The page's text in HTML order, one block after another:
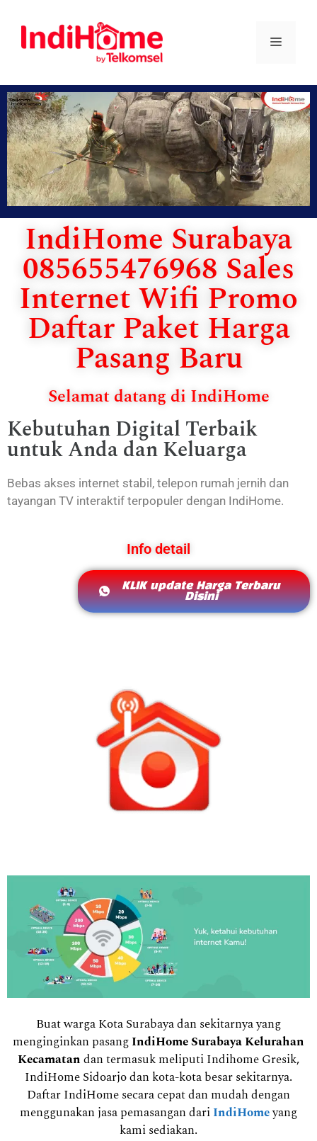
IndiHome Surabaya
085655476968 Sales
Internet Wifi Promo
Daftar Paket Harga
Pasang Baru
Selamat datang di IndiHome
Kebutuhan Digital Terbaik
untuk Anda dan Keluarga
Bebas akses internet stabil, telepon rumah jernih dan
tayangan TV interaktif terpopuler dengan IndiHome.
Info detail
KLIK update Harga Terbaru
Disini
Buat warga Kota Surabaya dan sekitarnya yang
menginginkan pasangIndiHome Surabaya Kelurahan
Kecamatandan termasuk meliputi Indihome Gresik,
IndiHome Sidoarjo dan kota-kota besar sekitarnya.
Daftar IndiHome secara cepat dan mudah dengan
menggunakan jasa pemasangan dariIndiHomeyang
kami sediakan.